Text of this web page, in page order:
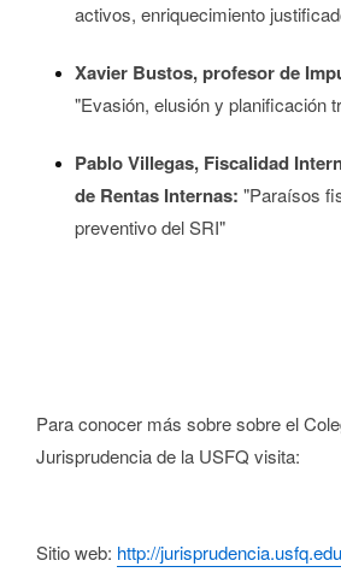
activos, enriquecimiento
Xavier Bustos, profesor de
"Evasión, elusión y planificación
Pablo Villegas, Fiscalidad
de Rentas Internas: "Paraísos
preventivo del SRI"
Para conocer más sobre sobre el
Jurisprudencia de la USFQ visita:
Sitio web: http://